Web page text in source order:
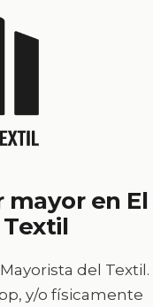
mayor en El
del Textil.
y/o físicamente